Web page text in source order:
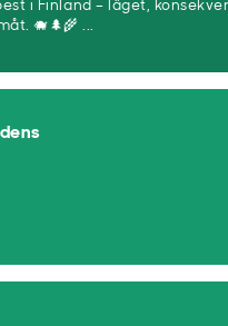
i Finland – läget,
🐗🌲🌾 ...